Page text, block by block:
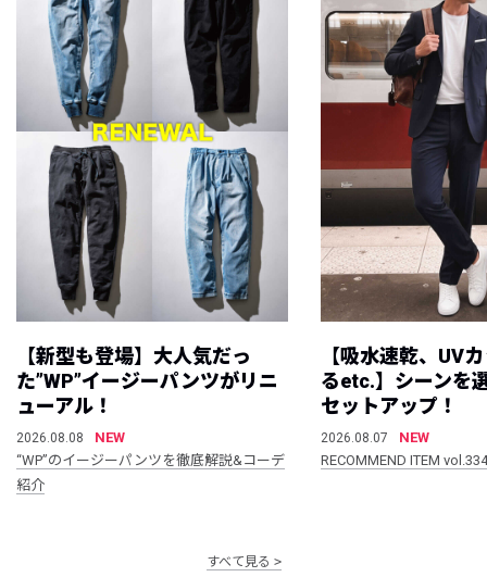
【新型も登場】大人気だっ
た”WP”イージーパンツがリニ
ューアル！
2026.08.08
NEW
“WP”のイージーパンツを徹底解説&コーデ
紹介
【吸水速乾、UV
るetc.】シーンを
セットアップ！
2026.08.07
NEW
RECOMMEND ITEM vol.334
すべて見る